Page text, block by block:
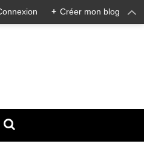
+ Créer mon blog